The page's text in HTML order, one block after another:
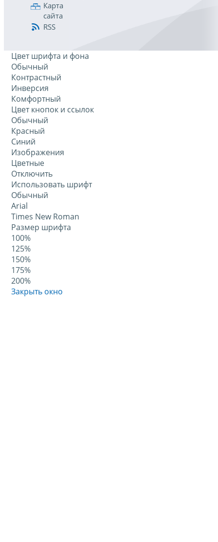
Карта
сайта
RSS
Цвет шрифта и фона
Обычный
Контрастный
Инверсия
Комфортный
Цвет кнопок и ссылок
Обычный
Красный
Синий
Изображения
Цветные
Отключить
Использовать шрифт
Обычный
Arial
Times New Roman
Размер шрифта
100%
125%
150%
175%
200%
Закрыть окно